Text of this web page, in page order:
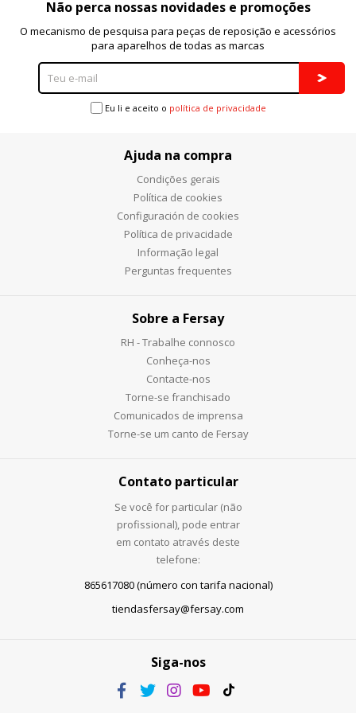
Não perca nossas novidades e promoções
O mecanismo de pesquisa para peças de reposição e acessórios
para aparelhos de todas as marcas
Eu li e aceito o política de privacidade
Ajuda na compra
Condições gerais
Política de cookies
Configuración de cookies
Política de privacidade
Informação legal
Perguntas frequentes
Sobre a Fersay
RH - Trabalhe connosco
Conheça-nos
Contacte-nos
Torne-se franchisado
Comunicados de imprensa
Torne-se um canto de Fersay
Contato particular
Se você for particular (não
profissional), pode entrar
em contato através deste
telefone:
865617080 (número con tarifa nacional)
tiendasfersay@fersay.com
Siga-nos
Cookies Utilizadas:
_evAd, _evCoupon, _evSubscription, _evPromt
GUARDAR CONFIGURACIÓN
Puedes volver a configurar tus cookies desde la sección
política de cookies